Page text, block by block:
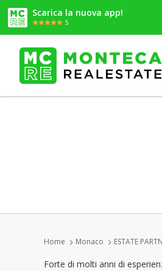
Scarica la nuova app!
5
Home Monaco ESTATE
Forte di molti anni di